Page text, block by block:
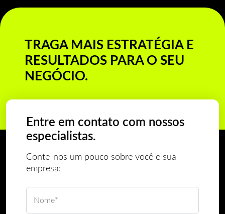
TRAGA MAIS ESTRATÉGIA E
RESULTADOS PARA O SEU
NEGÓCIO.
Entre em contato com nossos
especialistas.
Conte-nos um pouco sobre você e sua
empresa: